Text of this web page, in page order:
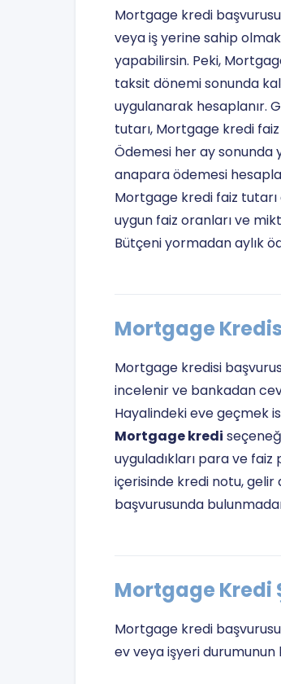
Mortgage kredi
veya iş yerine sahip
yapabilirsin. Peki,
taksit dönemi sonunda
uygulanarak hesaplanır.
tutarı, Mortgage kredi
Ödemesi her ay sonunda
anapara ödemesi
Mortgage kredi faiz
uygun faiz oranları ve
Bütçeni yormadan aylık
Mortgage
Mortgage kredisi
incelenir ve bankadan
Hayalindeki eve geçmek
Mortgage kredi
uyguladıkları para ve
içerisinde kredi notu, gelir
başvurusunda
Mortgage Kredi
Mortgage kredi
ev veya işyeri